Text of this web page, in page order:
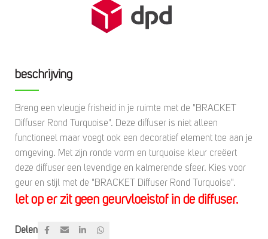
beschrijving
Breng een vleugje frisheid in je ruimte met de "BRACKET
Diffuser Rond Turquoise". Deze diffuser is niet alleen
functioneel maar voegt ook een decoratief element toe aan je
omgeving. Met zijn ronde vorm en turquoise kleur creëert
deze diffuser een levendige en kalmerende sfeer. Kies voor
geur en stijl met de "BRACKET Diffuser Rond Turquoise".
let op er zit geen geurvloeistof in de diffuser.
Delen